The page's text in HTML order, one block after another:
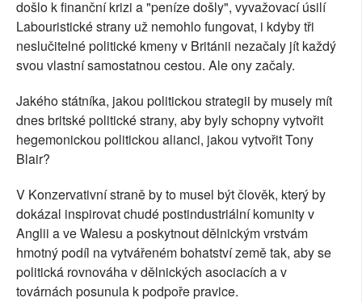
došlo k finanční krizi a "peníze došly", vyvažovací úsilí
Labouristické strany už nemohlo fungovat, i kdyby tři
neslučitelné politické kmeny v Británii nezačaly jít každý
svou vlastní samostatnou cestou. Ale ony začaly.
Jakého státníka, jakou politickou strategii by musely mít
dnes britské politické strany, aby byly schopny vytvořit
hegemonickou politickou alianci, jakou vytvořit Tony
Blair?
V Konzervativní straně by to musel být člověk, který by
dokázal inspirovat chudé postindustriální komunity v
Anglii a ve Walesu a poskytnout dělnickým vrstvám
hmotný podíl na vytvářeném bohatství země tak, aby se
politická rovnováha v dělnických asociacích a v
továrnách posunula k podpoře pravice.